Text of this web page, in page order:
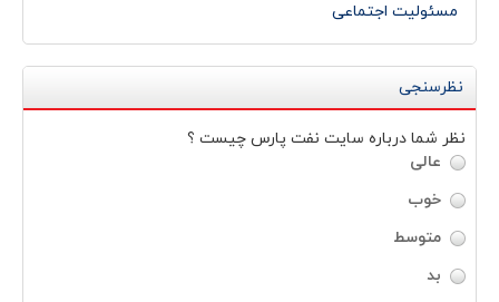
مسئولیت اجتماعی
نظرسنجی
نظر شما درباره سايت نفت پارس چيست ؟
عالی
خوب
متوسط
بد